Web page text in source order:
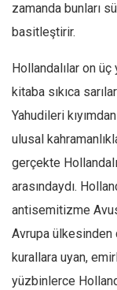
zamanda bunları
basitleştirir.
Hollandalılar on üç
kitaba sıkıca
Yahudileri
ulusal
gerçekte
arasındaydı.
antisemitizme
Avrupa ülkesinden
kurallara uyan,
yüzbinlerce